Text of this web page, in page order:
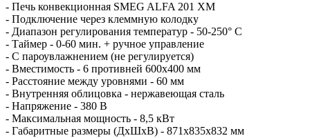
- Печь конвекционная SMEG ALFA 201 XМ
- Подключение через клеммную колодку
- Диапазон регулирования температур - 50-250° C
- Таймер - 0-60 мин. + ручное управление
- С пароувлажнением (не регулируется)
- Вместимость - 6 противней 600х400 мм
- Расстояние между уровнями - 60 мм
- Внутренняя облицовка - нержавеющая сталь
- Напряжение - 380 В
- Максимальная мощность - 8,5 кВт
- Габаритные размеры (ДхШхВ) - 871х835х832 мм